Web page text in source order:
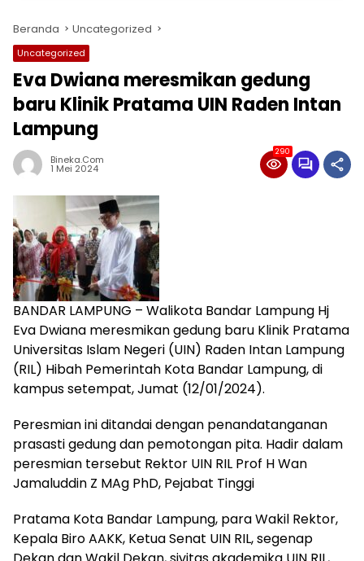
Beranda Uncategorized
Uncategorized
Eva Dwiana meresmikan gedung
baru Klinik Pratama UIN Raden Intan
Lampung
Bineka.com
1 Mei 2024
290
BANDAR LAMPUNG – Walikota Bandar Lampung Hj
Eva Dwiana meresmikan gedung baru Klinik Pratama
Universitas Islam Negeri (UIN) Raden Intan Lampung
(RIL) Hibah Pemerintah Kota Bandar Lampung, di
kampus setempat, Jumat (12/01/2024).
Peresmian ini ditandai dengan penandatanganan
prasasti gedung dan pemotongan pita. Hadir dalam
peresmian tersebut Rektor UIN RIL Prof H Wan
Jamaluddin Z MAg PhD, Pejabat Tinggi
Pratama Kota Bandar Lampung, para Wakil Rektor,
Kepala Biro AAKK, Ketua Senat UIN RIL, segenap